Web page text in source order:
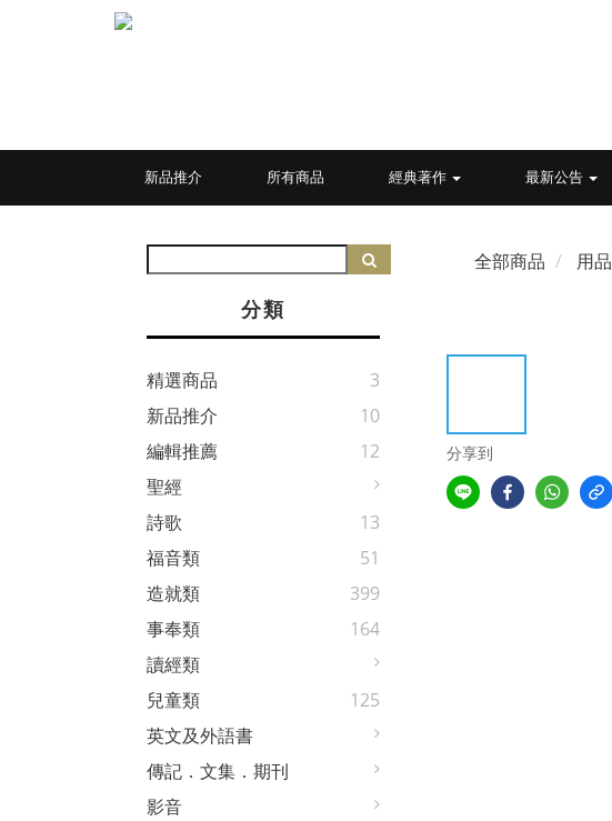
新品推介 所有商品 經典著作 最新公告
分類
精選商品
3
新品推介
10
編輯推薦
12
聖經
詩歌
13
福音類
51
造就類
399
事奉類
164
讀經類
兒童類
125
英文及外語書
傳記．文集．期刊
影音
全部商品 用品
分享到